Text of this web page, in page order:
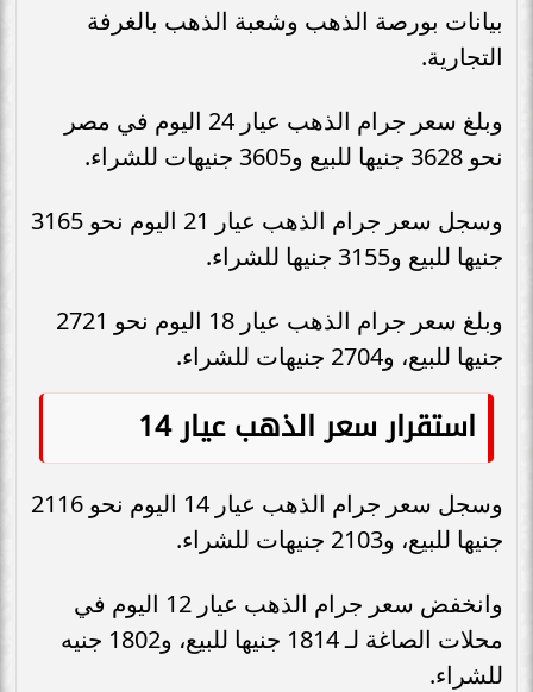
بيانات بورصة الذهب وشعبة الذهب بالغرفة
التجارية.
وبلغ سعر جرام الذهب عيار 24 اليوم في مصر
نحو 3628 جنيها للبيع و3605 جنيهات للشراء.
وسجل سعر جرام الذهب عيار 21 اليوم نحو 3165
جنيها للبيع و3155 جنيها للشراء.
وبلغ سعر جرام الذهب عيار 18 اليوم نحو 2721
جنيها للبيع، و2704 جنيهات للشراء.
استقرار سعر الذهب عيار 14
وسجل سعر جرام الذهب عيار 14 اليوم نحو 2116
جنيها للبيع، و2103 جنيهات للشراء.
وانخفض سعر جرام الذهب عيار 12 اليوم في
محلات الصاغة لـ 1814 جنيها للبيع، و1802 جنيه
للشراء.